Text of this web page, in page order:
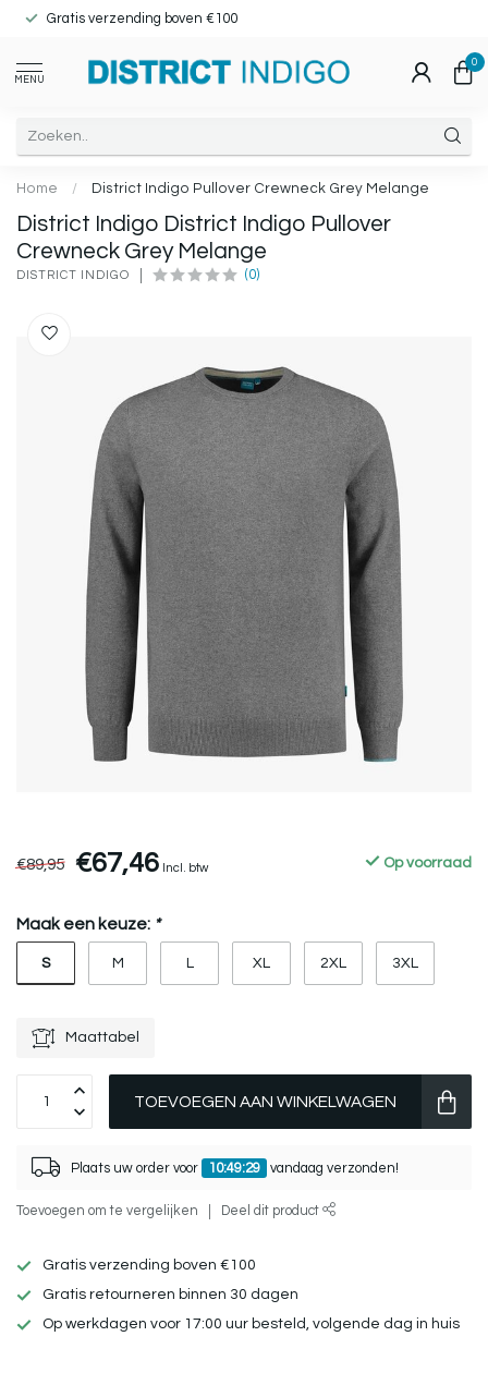
Gratis verzending boven €100
MENU
0
Home / District Indigo Pullover Crewneck Grey Melange
District Indigo District Indigo Pullover
Crewneck Grey Melange
DISTRICT INDIGO (0)
€89,95 €67,46 Incl. btw Op voorraad
Maak een keuze: *
S M L XL 2XL 3XL
Maattabel
TOEVOEGEN AAN WINKELWAGEN
Plaats uw order voor 10:49:29 vandaag verzonden!
Toevoegen om te vergelijken Deel dit product
Gratis verzending boven €100
Gratis retourneren binnen 30 dagen
Op werkdagen voor 17:00 uur besteld, volgende dag in huis